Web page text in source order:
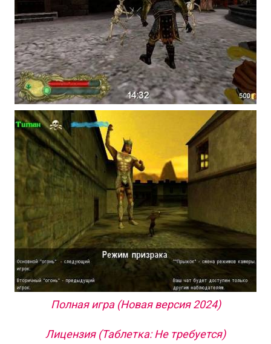
Полная игра (Новая версия 2024)
Лицензия (Таблетка: Не требуется)